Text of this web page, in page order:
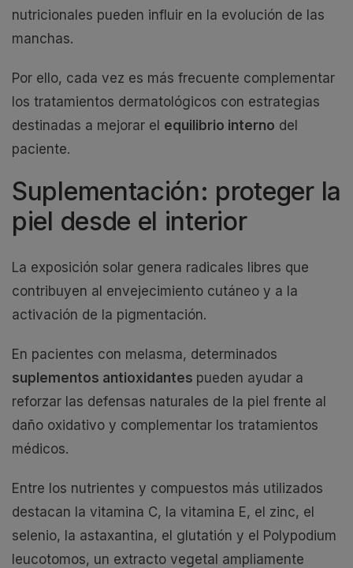
nutricionales pueden influir en la evolución de las
manchas.
Por ello, cada vez es más frecuente complementar
los tratamientos dermatológicos con estrategias
destinadas a mejorar el equilibrio interno del
paciente.
Suplementación: proteger la
piel desde el interior
La exposición solar genera radicales libres que
contribuyen al envejecimiento cutáneo y a la
activación de la pigmentación.
En pacientes con melasma, determinados
suplementos antioxidantes pueden ayudar a
reforzar las defensas naturales de la piel frente al
daño oxidativo y complementar los tratamientos
médicos.
Entre los nutrientes y compuestos más utilizados
destacan la vitamina C, la vitamina E, el zinc, el
selenio, la astaxantina, el glutatión y el Polypodium
leucotomos, un extracto vegetal ampliamente